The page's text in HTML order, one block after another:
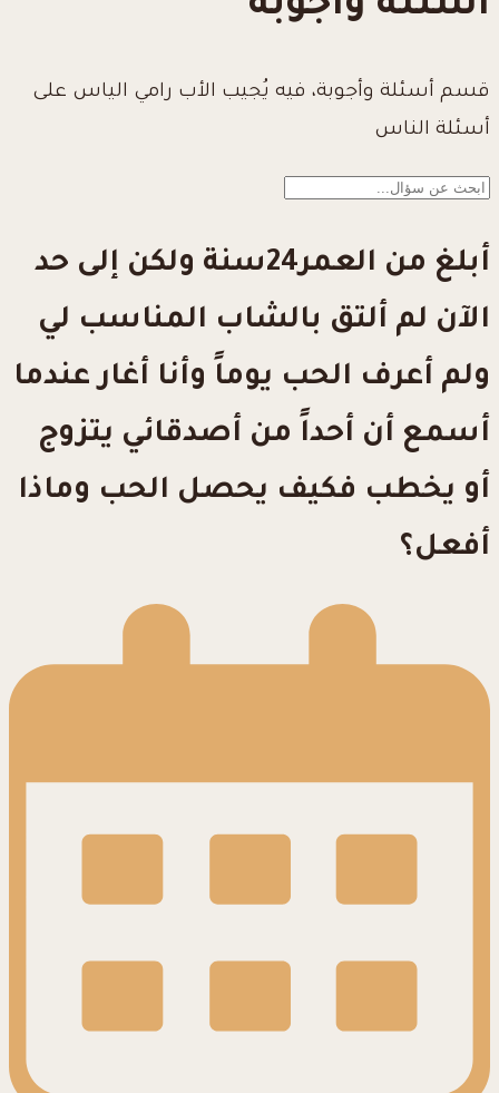
قسم أسئلة وأجوبة، فيه يُجيب الأب رامي الياس على
أسئلة الناس
أبلغ من العمر24سنة ولكن إلى حد
الآن لم ألتق بالشاب المناسب لي
ولم أعرف الحب يوماً وأنا أغار عندما
أسمع أن أحداً من أصدقائي يتزوج
أو يخطب فكيف يحصل الحب وماذا
أفعل؟